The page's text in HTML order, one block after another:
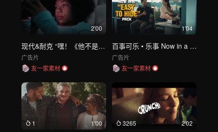
2'00
现代&耐克 “嘿！《他不是小孩》
广告片
友一家素材
1'04
百事可乐 • 乐事 Now in a Solo Pack
广告片
友一家素材
1 1'00 3265 2'02